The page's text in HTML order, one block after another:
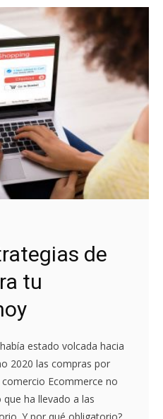
de
tu
estado volcada hacia
2020 las compras por
Ecommerce no
ha llevado a las